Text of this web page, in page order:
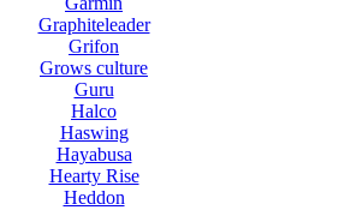
Graphiteleader
Grifon
Grows culture
Guru
Halco
Haswing
Hayabusa
Hearty Rise
Heddon